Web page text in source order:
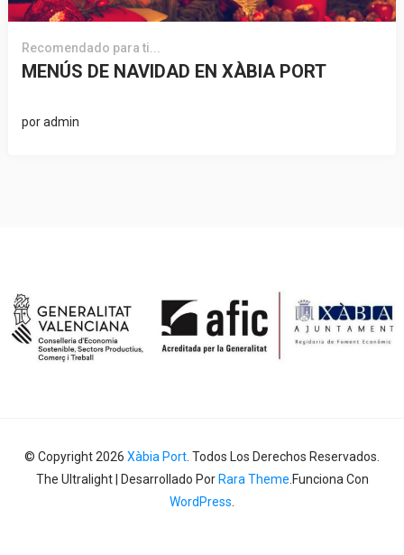
Recomendado para ti...
MENÚS DE NAVIDAD EN XÀBIA PORT
poradmin
© Copyright 2026 Xàbia Port . Todos Los Derechos Reservados.
The Ultralight | Desarrollado Por Rara Theme .Funciona Con
WordPress